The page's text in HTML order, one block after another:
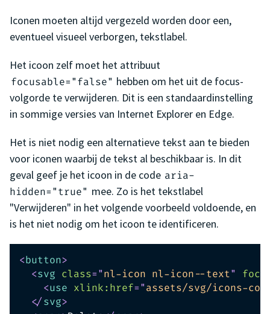
Iconen moeten altijd vergezeld worden door een,
eventueel visueel verborgen, tekstlabel.
Het icoon zelf moet het attribuut
focusable="false" hebben om het uit de focus-
volgorde te verwijderen. Dit is een standaardinstelling
in sommige versies van Internet Explorer en Edge.
Het is niet nodig een alternatieve tekst aan te bieden
voor iconen waarbij de tekst al beschikbaar is. In dit
geval geef je het icoon in de code aria-
hidden="true" mee. Zo is het tekstlabel
"Verwijderen" in het volgende voorbeeld voldoende, en
is het niet nodig om het icoon te identificeren.
<button>
<svg class= " nl-icon nl-icon--text"
<use xlink: href= " assets/svg/icons-
</ svg>